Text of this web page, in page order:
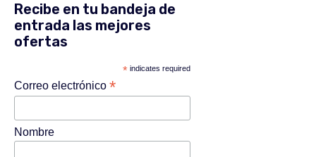
Recibe en tu bandeja de
entrada las mejores
ofertas
*indicates required
Correo electrónico *
Nombre